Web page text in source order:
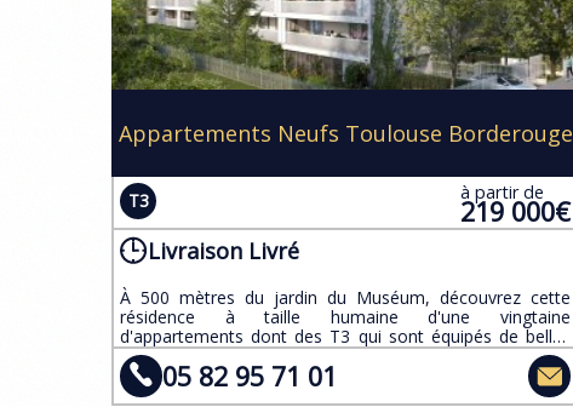
Appartements Neufs Toulouse Borderouge
T3 à partir de
219 000€
Livraison Livré
À 500 mètres du jardin du Muséum, découvrez cette
résidence à taille humaine d'une vingtaine
d'appartements dont des T3 qui sont équipés de belles
prestations.
05 82 95 71 01